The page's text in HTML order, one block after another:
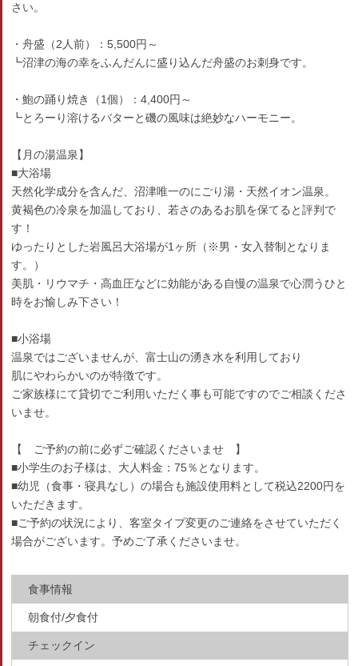
さい。
・舟盛（2人前）：5,500円～
┗沼津の海の幸をふんだんに盛り込んだ舟盛のお刺身です。
・鮑の踊り焼き（1個）：4,400円～
┗とろーり溶けるバターと磯の風味は絶妙なハーモニー。
【月の湯温泉】
■大浴場
天然化学成分を含んだ、沼津唯一のにごり湯・天然イオン温泉。
黄褐色の冷泉を加温しており、若さのあるお肌を保てると評判で
す！
ゆったりとした岩風呂大浴場が1ヶ所（※男・女入替制となりま
す。）
美肌・リウマチ・高血圧などに効能がある自慢の温泉で心潤うひと
時をお愉しみ下さい！
■小浴場
温泉ではございませんが、富士山の湧き水を利用しており
肌にやわらかいのが特徴です。
ご家族様にて貸切でご利用いただく事も可能ですのでご相談くださ
いませ。
【 ご予約の前に必ずご確認くださいませ 】
■小学生のお子様は、大人料金：75％となります。
■幼児（食事・寝具なし）の場合も施設使用料として税込2200円を
いただきます。
■ご予約の状況により、客室タイプ変更のご連絡をさせていただく
場合がございます。予めご了承くださいませ。
食事情報
朝食付/夕食付
チェックイン